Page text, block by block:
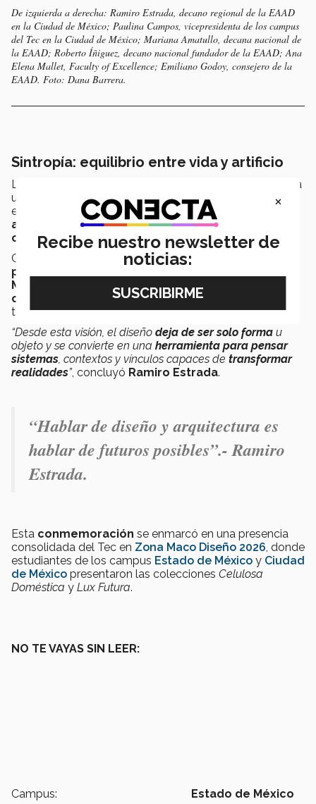
De izquierda a derecha: Ramiro Estrada, decano regional de la EAAD
en la Ciudad de México; Paulina Campos, vicepresidenta de los campus
del Tec en la Ciudad de México; Mariana Amatullo, decana nacional de
la EAAD; Roberto Íñiguez, decano nacional fundador de la EAAD; Ana
Elena Mallet, Faculty of Excellence; Emiliano Godoy, consejero de la
EAAD. Foto: Dana Barrera.
Sintropía: equilibrio entre vida y artificio
La colección
, plantea
un territorio donde lo vivo y lo tecnológico se
encuentran. Materias que crecen,
sistemas que
aprenden
y objetos que sugierennuevas formas de
coexistenciapara imaginar futuros más sensibles.
Creada de manera conmemorativa por los
presencia universitaria del Tec en la Ciudad de
México
, Sintropía es unaexploración
contemporánea
de las relaciones entre materia,
tecnología y experiencia.
“Desde esta visión, el diseño deja de ser solo forma u
objeto y se convierte en una herramienta para pensar
sistemas, contextos y vínculos capaces de transformar
realidades”, concluyó Ramiro Estrada.
“Hablar de diseño y arquitectura es
hablar de futuros posibles”.- Ramiro
Estrada.
Esta conmemoración se enmarcó en una presencia
consolidada del Tec en Zona Maco Diseño 2026, donde
estudiantes de los campus Estado de México y Ciudad
de México presentaron las colecciones Celulosa
Doméstica y Lux Futura.
NO TE VAYAS SIN LEER:
Campus: Estado de México
×
Recibe nuestro newsletter de
noticias: